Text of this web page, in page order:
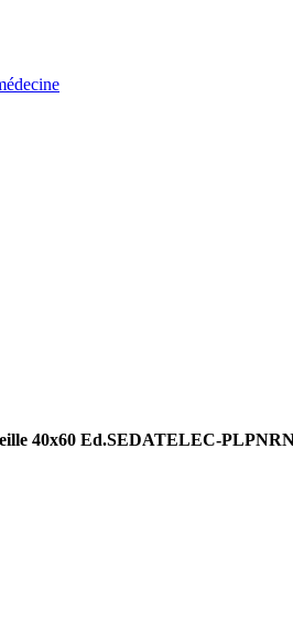
40x60 Ed.SEDATELEC-